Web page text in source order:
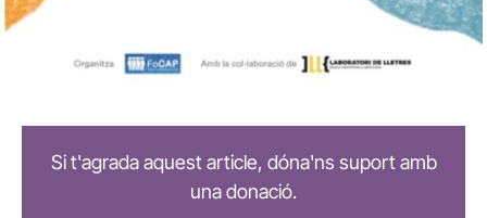
Si t'agrada aquest article, dóna'ns suport amb
una donació.